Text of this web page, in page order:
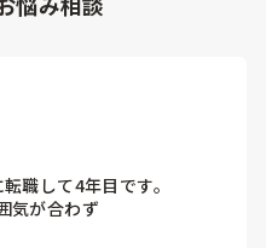
職して4年目です。
気が合わず